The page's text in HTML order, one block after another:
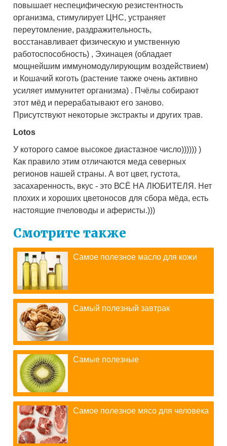
повышает неспецифическую резистентность
организма, стимулирует ЦНС, устраняет
переутомление, раздражительность,
восстанавливает физическую и умственную
работоспособность) , Эхинацея (обладает
мощнейшим иммуномодулирующим воздействием)
и Кошачий коготь (растение также очень активно
усиляет иммунитет организма) . Пчёлы собирают
этот мёд и перерабатывают его заново.
Присутствуют некоторые экстракты и других трав.
Lotos
У которого самое высокое диастазное число)))))) )
Как правило этим отличаются меда северных
регионов нашей страны. А вот цвет, густота,
засахаренность, вкус - это ВСЁ НА ЛЮБИТЕЛЯ. Нет
плохих и хороших цветоносов для сбора мёда, есть
настоящие пчеловоды и аферисты.)))
Смотрите также
Самое полезное масло для кожи
Самый полезный завтрак
Самые полезные
Самое полезное мясо для человека